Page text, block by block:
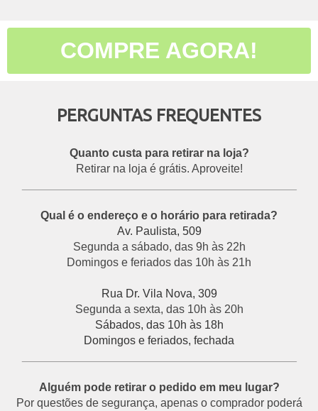
COMPRE AGORA!
PERGUNTAS FREQUENTES
Quanto custa para retirar na loja?
Retirar na loja é grátis. Aproveite!
Qual é o endereço e o horário para retirada?
Av. Paulista, 509
Segunda a sábado, das 9h às 22h
Domingos e feriados das 10h às 21h
Rua Dr. Vila Nova, 309
Segunda a sexta, das 10h às 20h
Sábados, das 10h às 18h
Domingos e feriados, fechada
Alguém pode retirar o pedido em meu lugar?
Por questões de segurança, apenas o comprador poderá